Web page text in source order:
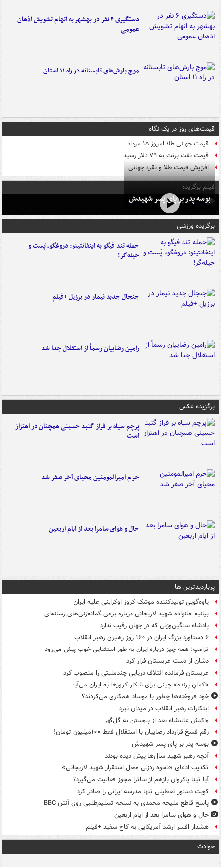
دستگیری ۶ نفر در بهشهر به اتهام تشویش اذهان
عمومی
موج بارش‌های تابستانه در راه ۱۱ استان
قیمت‌های روز در یک نگاه
قیمت جهانی طلا امروز ۱۵ مرداد
قیمت نفت برنت به ۷۹ دلار رسید
افزایش قیمت طلا و نقره جهانی
فیلم برگزیده
بوسه‌ پدر بر پای پسر شهیدش
برگزیده ورزشی
حمله تند فیگو به اینفانتینو: دروغگو، پَست‌ و
حیله‌گر!
جنجال جدید نیمار در برزیل +فیلم
رامین رضاییان رسماً از استقلال جدا شد
برگزیده عکس
پرچم سیاه بر فراز گنبد حسینی همچنان در اهتزاز
است
حرم امیرالمومنین محیای آخر صفر شد
حال و هوای سامرا بعد از ایام اربعین
پربازدیدترین ها
یاوه‌گویی تولیدکننده موشک کروز اوکراینی علیه ایران
بیانیه خانواده شهید لاریجانی درباره برخی گمانه‌زنی‌های رسانه‌ای
پادشاه سنگین‌وزنی که در جهان رقیب ندارد
۶ دستاورد بزرگ ایران در ۱۶۰ روز رهبری رهبر انقلاب
ترامپ: همه چیز درباره ایران به طور استثنایی خوب پیش می‌رود
دشان از دست عربستان فرار کرد
عربستان فرمانده ائتلاف دریایی چندملیتی را منصوب کرد
«کمانِ پرنده» چینی برای شکار کروزها به ایران می‌آید
خود فروخته‌ها چطور با موساد همکاری می‌کردند؟
ابتکارات رهبر انقلاب در میدان نبرد
واکنش عالیشاه بعد از پیوستن به گل‌گهر
رقم فسخ قرارداد رضاییان با استقلال فقط ۱۰۰میلیون تومان!
بوسه‌ پدر بر پای پسر شهیدش
آنچه رهبر شهید سال‌ها پیش دیده بودند
تکذیب ادعای «نحوه ردزنی محل استقرار شهید لاریجانی»
آیا تینا پاکروان بازهم از ساترا مجوز فعالیت می‌گیرد؟
کویت دستور تعطیلی تنها مدرسه ایرانی را صادر کرد
پاسخ قاطع ملیحه محمدی به نسخه تسلیم‌طلبی روی آنتن BBC
حال و هوای سامرا بعد از ایام اربعین
هشدار افسر ارشد آمریکایی به کاخ سفید +فیلم
حوادث